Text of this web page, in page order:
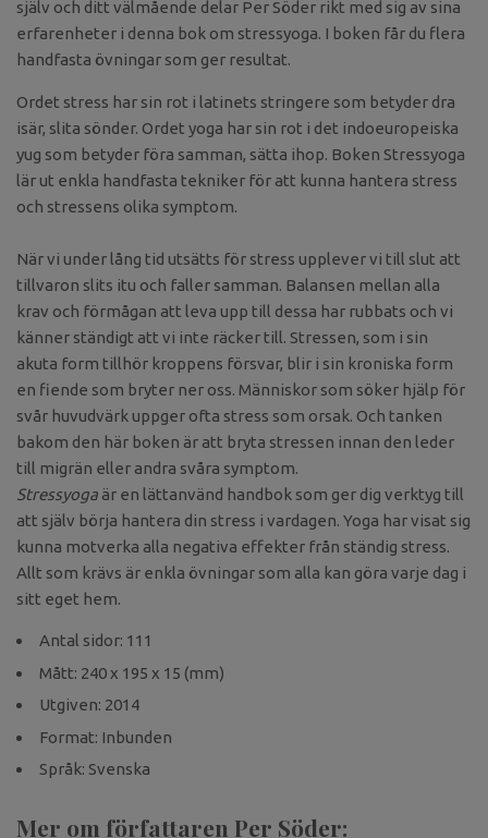
själv och ditt välmående delar Per Söder rikt med sig av sina
erfarenheter i denna bok om stressyoga. I boken får du flera
handfasta övningar som ger resultat.
Ordet stress har sin rot i latinets stringere som betyder dra
isär, slita sönder. Ordet yoga har sin rot i det indoeuropeiska
yug som betyder föra samman, sätta ihop. Boken Stressyoga
lär ut enkla handfasta tekniker för att kunna hantera stress
och stressens olika symptom.
När vi under lång tid utsätts för stress upplever vi till slut att
tillvaron slits itu och faller samman. Balansen mellan alla
krav och förmågan att leva upp till dessa har rubbats och vi
känner ständigt att vi inte räcker till. Stressen, som i sin
akuta form tillhör kroppens försvar, blir i sin kroniska form
en fiende som bryter ner oss. Människor som söker hjälp för
svår huvudvärk uppger ofta stress som orsak. Och tanken
bakom den här boken är att bryta stressen innan den leder
till migrän eller andra svåra symptom.
Stressyoga är en lättanvänd handbok som ger dig verktyg till
att själv börja hantera din stress i vardagen. Yoga har visat sig
kunna motverka alla negativa effekter från ständig stress.
Allt som krävs är enkla övningar som alla kan göra varje dag i
sitt eget hem.
Antal sidor: 111
Mått: 240 x 195 x 15 (mm)
Utgiven: 2014
Format: Inbunden
Språk: Svenska
Mer om författaren Per Söder: